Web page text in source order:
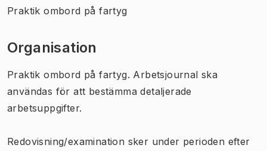
Praktik ombord på fartyg
Organisation
Praktik ombord på fartyg. Arbetsjournal ska
användas för att bestämma detaljerade
arbetsuppgifter.
Redovisning/examination sker under perioden efter